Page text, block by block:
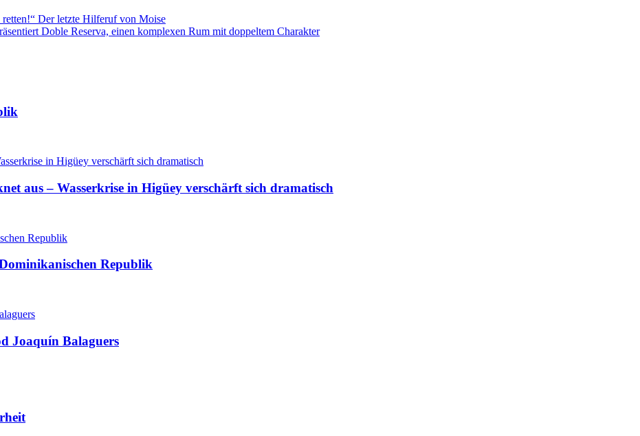
Der letzte Hilferuf von Moise
Doble Reserva, einen komplexen Rum mit doppeltem Charakter
aus – Wasserkrise in Higüey verschärft sich dramatisch
Republik
Joaquín Balaguers